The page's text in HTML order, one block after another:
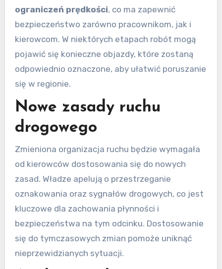
ograniczeń prędkości, co ma zapewnić
bezpieczeństwo zarówno pracownikom, jak i
kierowcom. W niektórych etapach robót mogą
pojawić się konieczne objazdy, które zostaną
odpowiednio oznaczone, aby ułatwić poruszanie
się w regionie.
Nowe zasady ruchu
drogowego
Zmieniona organizacja ruchu będzie wymagała
od kierowców dostosowania się do nowych
zasad. Władze apelują o przestrzeganie
oznakowania oraz sygnałów drogowych, co jest
kluczowe dla zachowania płynności i
bezpieczeństwa na tym odcinku. Dostosowanie
się do tymczasowych zmian pomoże uniknąć
nieprzewidzianych sytuacji.